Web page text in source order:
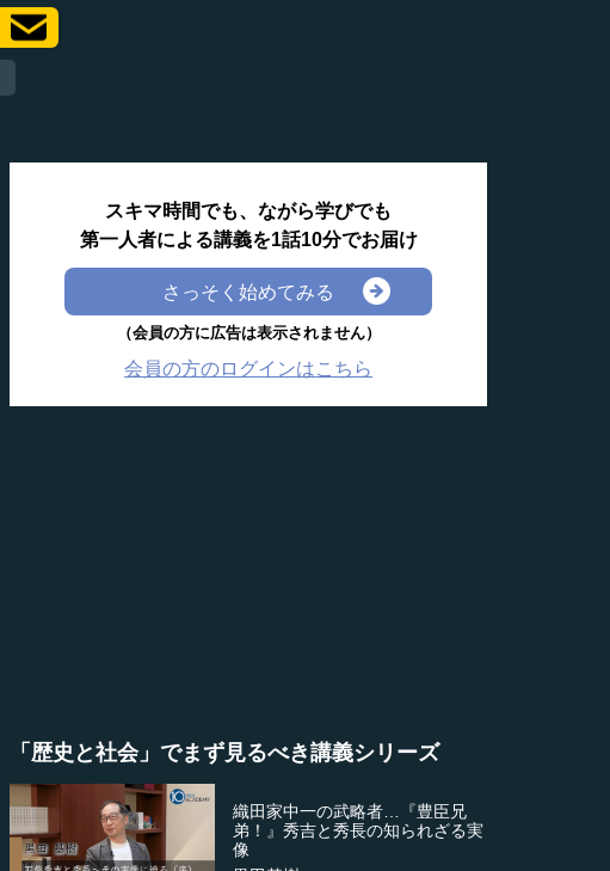
スキマ時間でも、ながら学びでも
第一人者による講義を1話10分でお届け
さっそく始めてみる
（会員の方に広告は表示されません）
会員の方のログインはこちら
「歴史と社会」でまず見るべき講義シリーズ
織田家中一の武略者…『豊臣兄
弟！』秀吉と秀長の知られざる実
像